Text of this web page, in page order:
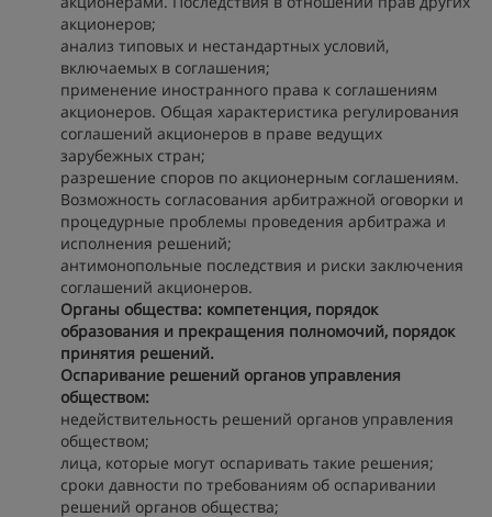
акционеров;
анализ типовых и нестандартных условий,
включаемых в соглашения;
применение иностранного права к соглашениям
акционеров. Общая характеристика регулирования
соглашений акционеров в праве ведущих
зарубежных стран;
разрешение споров по акционерным соглашениям.
Возможность согласования арбитражной оговорки и
процедурные проблемы проведения арбитража и
исполнения решений;
антимонопольные последствия и риски заключения
соглашений акционеров.
Органы общества: компетенция, порядок
образования и прекращения полномочий, порядок
принятия решений.
Оспаривание решений органов управления
обществом:
недействительность решений органов управления
обществом;
лица, которые могут оспаривать такие решения;
сроки давности по требованиям об оспаривании
решений органов общества;